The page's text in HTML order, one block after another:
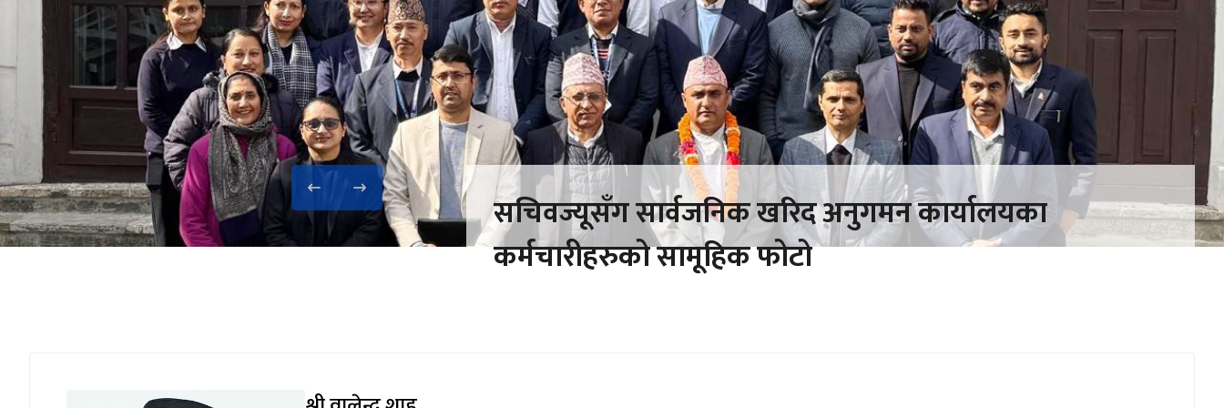
सचिवज्यूसँग सार्वजनिक खरिद अनुगमन कार्यालयका
कर्मचारीहरुको सामूहिक फोटो